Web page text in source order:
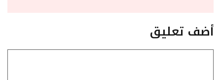
أضف تعليق